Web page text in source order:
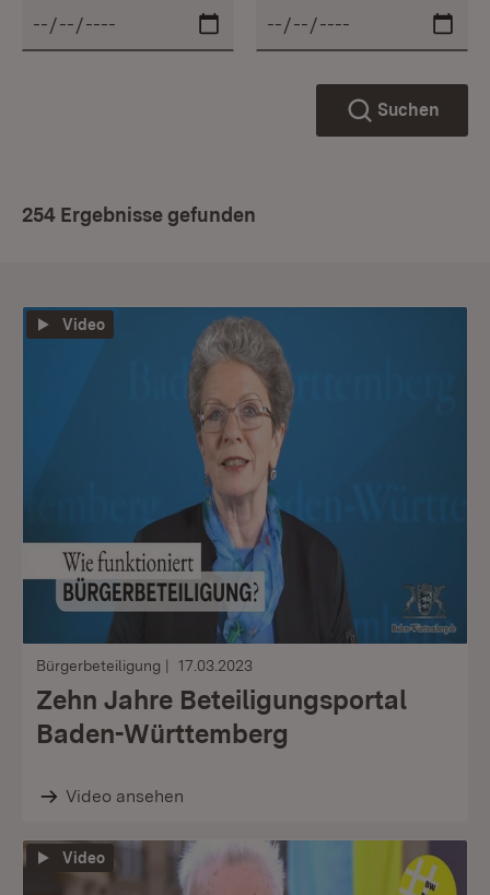
Suchen
254 Ergebnisse gefunden
Video
Bürgerbeteiligung 17.03.2023
Zehn Jahre Beteiligungsportal
Baden-Württemberg
Video ansehen
Video